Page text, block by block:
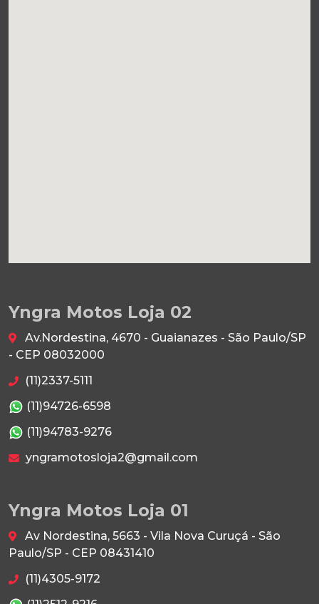
Yngra Motos Loja 02
Av.Nordestina, 4670 - Guaianazes - São Paulo/SP
- CEP 08032000
(11)2337-5111
(11)94726-6598
(11)94783-9276
yngramotosloja2@gmail.com
Yngra Motos Loja 01
Av Nordestina, 5663 - Vila Nova Curuçá - São
Paulo/SP - CEP 08431410
(11)4305-9172